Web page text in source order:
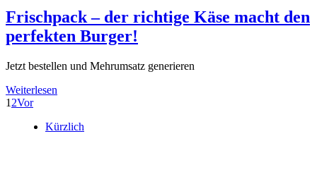
Frischpack – der richtige Käse macht den
perfekten Burger!
Jetzt bestellen und Mehrumsatz generieren
Weiterlesen
1 2Vor
Kürzlich